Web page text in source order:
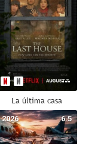
La última casa
6.5
2026